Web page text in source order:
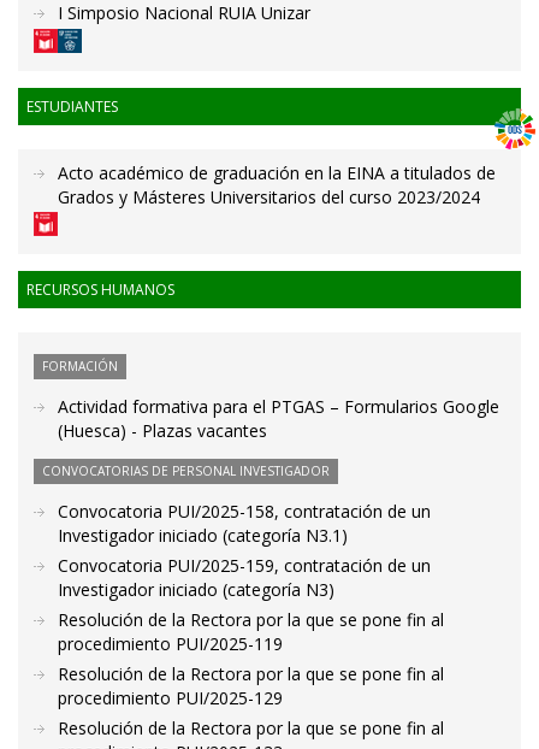
I Simposio Nacional RUIA Unizar
ESTUDIANTES
Acto académico de graduación en la EINA a titulados de
Grados y Másteres Universitarios del curso 2023/2024
RECURSOS HUMANOS
FORMACIÓN
Actividad formativa para el PTGAS – Formularios Google
(Huesca) - Plazas vacantes
CONVOCATORIAS DE PERSONAL INVESTIGADOR
Convocatoria PUI/2025-158, contratación de un
Investigador iniciado (categoría N3.1)
Convocatoria PUI/2025-159, contratación de un
Investigador iniciado (categoría N3)
Resolución de la Rectora por la que se pone fin al
procedimiento PUI/2025-119
Resolución de la Rectora por la que se pone fin al
procedimiento PUI/2025-129
Resolución de la Rectora por la que se pone fin al